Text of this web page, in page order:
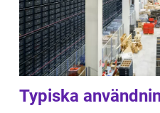
Typiska